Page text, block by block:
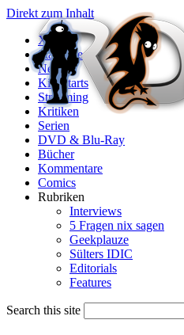
Direkt zum Inhalt
X
Startseite
News
Kinostarts
Streaming
Kritiken
Serien
DVD & Blu-Ray
Bücher
Kommentare
Comics
Rubriken
Interviews
5 Fragen nix sagen
Geekplauze
Sülters IDIC
Editorials
Features
Search this site